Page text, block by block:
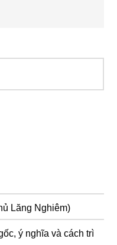
Lăng Nghiêm)
ý nghĩa và cách trì